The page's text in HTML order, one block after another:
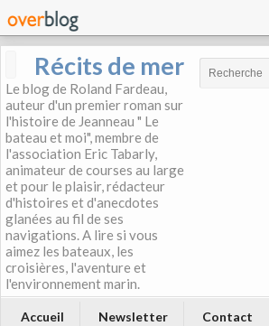
Récits de mer
Le blog de Roland Fardeau,
auteur d'un premier roman sur
l'histoire de Jeanneau " Le
bateau et moi", membre de
l'association Eric Tabarly,
animateur de courses au large
et pour le plaisir, rédacteur
d'histoires et d'anecdotes
glanées au fil de ses
navigations. A lire si vous
aimez les bateaux, les
croisières, l'aventure et
l'environnement marin.
Accueil Newsletter Contact